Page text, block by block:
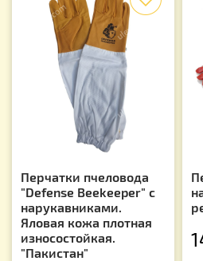
Перчатки пчеловода
"Defense Beekeeper" с
нарукавниками.
Яловая кожа плотная
износостойкая.
"Пакистан"